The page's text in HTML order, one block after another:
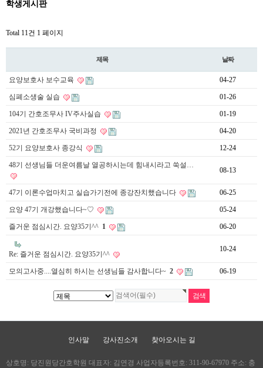
학생게시판
Total 11건 1 페이지
제목 날짜
요양보호사 보수교육 04-27
심폐소생술 실습 01-26
104기 간호조무사 IV주사실습 01-19
2021년 간호조무사 국비과정 04-20
52기 요양보호사 종강식 12-24
48기 선생님들 더운여름날 열공하시는데 힘내시라고 쑥설…
08-13
47기 이론수업마치고 실습가기전에 종강잔치했습니다 06-25
요양 47기 개강했습니다~♡ 05-24
즐거운 점심시간. 요양35기^^ 1 06-20
Re: 즐거운 점심시간. 요양35기^^
10-24
모의고사중....열심히 하시는 선생님들 감사합니다~ 2 06-19
인사말 강사진소개 찾아오시는 길
상호명: 당진원당간호학원 대표자: 김연경 사업자등록번호: 311-90-67970 주소: 충